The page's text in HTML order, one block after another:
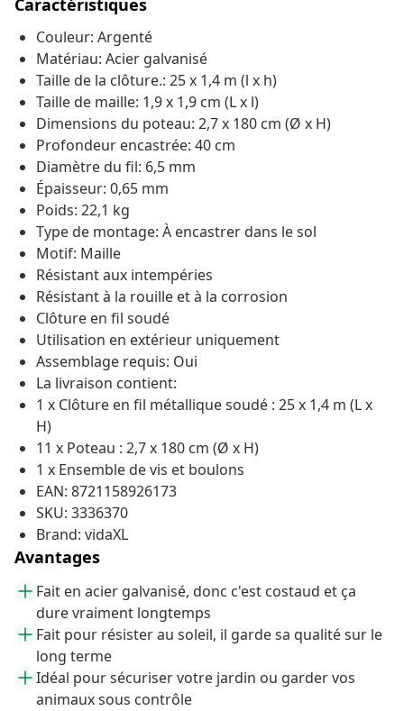
Caractéristiques
Couleur: Argenté
Matériau: Acier galvanisé
Taille de la clôture.: 25 x 1,4 m (l x h)
Taille de maille: 1,9 x 1,9 cm (L x l)
Dimensions du poteau: 2,7 x 180 cm (Ø x H)
Profondeur encastrée: 40 cm
Diamètre du fil: 6,5 mm
Épaisseur: 0,65 mm
Poids: 22,1 kg
Type de montage: À encastrer dans le sol
Motif: Maille
Résistant aux intempéries
Résistant à la rouille et à la corrosion
Clôture en fil soudé
Utilisation en extérieur uniquement
Assemblage requis: Oui
La livraison contient:
1 x Clôture en fil métallique soudé : 25 x 1,4 m (L x
H)
11 x Poteau : 2,7 x 180 cm (Ø x H)
1 x Ensemble de vis et boulons
EAN: 8721158926173
SKU: 3336370
Brand: vidaXL
Avantages
Fait en acier galvanisé, donc c'est costaud et ça
dure vraiment longtemps
Fait pour résister au soleil, il garde sa qualité sur le
long terme
Idéal pour sécuriser votre jardin ou garder vos
animaux sous contrôle